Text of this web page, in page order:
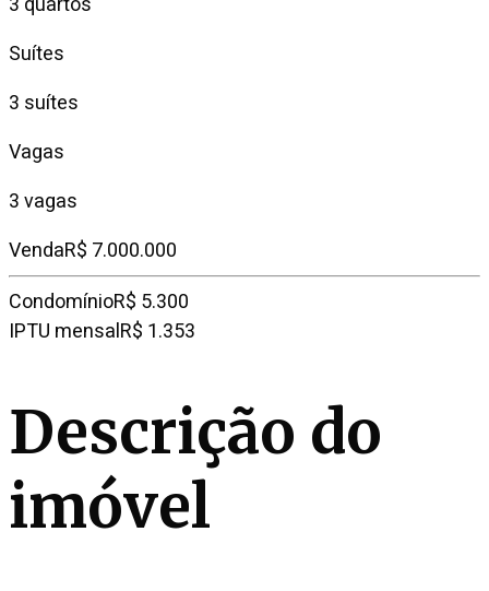
Suítes
3 suítes
Vagas
3 vagas
VendaR$ 7.000.000
CondomínioR$ 5.300
IPTU mensalR$ 1.353
Descrição do
imóvel